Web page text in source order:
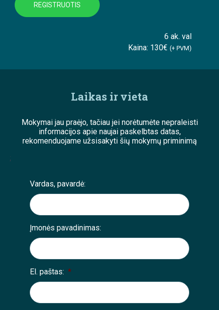
REGISTRUOTIS
6 ak. val
Kaina: 130€ (+ PVM)
Laikas ir vieta
Mokymai jau praėjo, tačiau jei norėtumėte nepraleisti
informacijos apie naujai paskelbtas datas,
rekomenduojame užsisakyti šių mokymų priminimą
;
Vardas, pavardė:
Įmonės pavadinimas:
El. paštas: *